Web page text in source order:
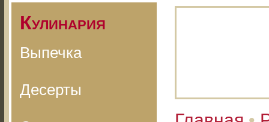
Кулинария
Выпечка
Десерты